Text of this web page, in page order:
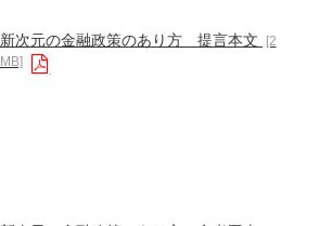
新次元の金融政策のあり方 提言本文
[2
MB]